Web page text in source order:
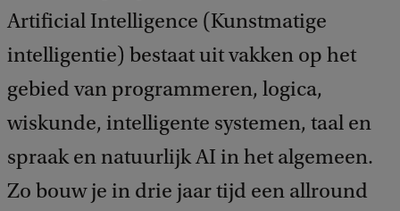
Artificial Intelligence (Kunstmatige
intelligentie) bestaat uit vakken op het
gebied van programmeren, logica,
wiskunde, intelligente systemen, taal en
spraak en natuurlijk AI in het algemeen.
Zo bouw je in drie jaar tijd een allround